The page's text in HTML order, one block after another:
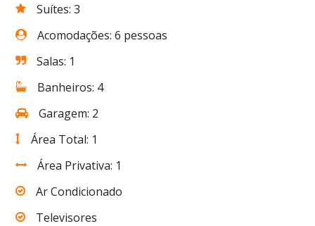
Suítes: 3
Acomodações: 6 pessoas
Salas: 1
Banheiros: 4
Garagem: 2
Área Total: 1
Área Privativa: 1
Ar Condicionado
Televisores